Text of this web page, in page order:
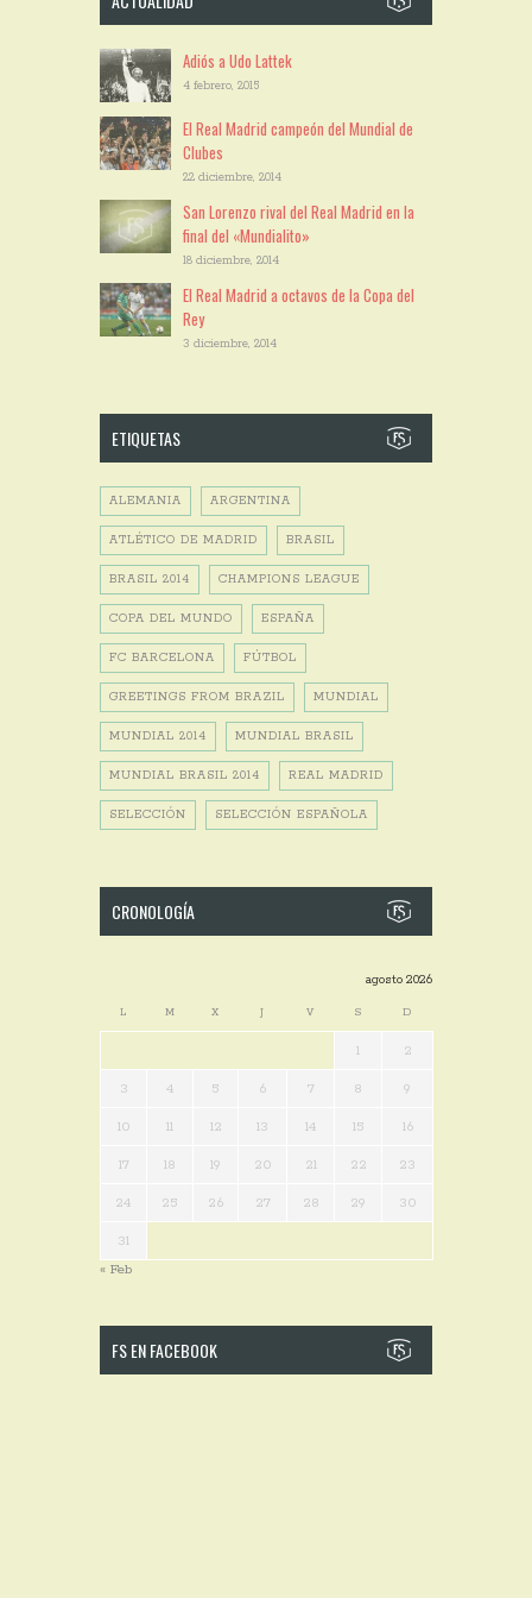
Adiós a Udo Lattek
4 febrero, 2015
El Real Madrid campeón del Mundial de
Clubes
22 diciembre, 2014
San Lorenzo rival del Real Madrid en la
final del «Mundialito»
18 diciembre, 2014
El Real Madrid a octavos de la Copa del
Rey
3 diciembre, 2014
ETIQUETAS
ALEMANIA ARGENTINA
ATLÉTICO DE MADRID BRASIL
BRASIL 2014 CHAMPIONS LEAGUE
COPA DEL MUNDO ESPAÑA
FC BARCELONA FÚTBOL
GREETINGS FROM BRAZIL MUNDIAL
MUNDIAL 2014 MUNDIAL BRASIL
MUNDIAL BRASIL 2014 REAL MADRID
SELECCIÓN SELECCIÓN ESPAÑOLA
CRONOLOGÍA
agosto 2026
L M X J V S D
1 2
3 4 5 6 7 8 9
10 11 12 13 14 15 16
17 18 19 20 21 22 23
24 25 26 27 28 29 30
31
« Feb
FS EN FACEBOOK